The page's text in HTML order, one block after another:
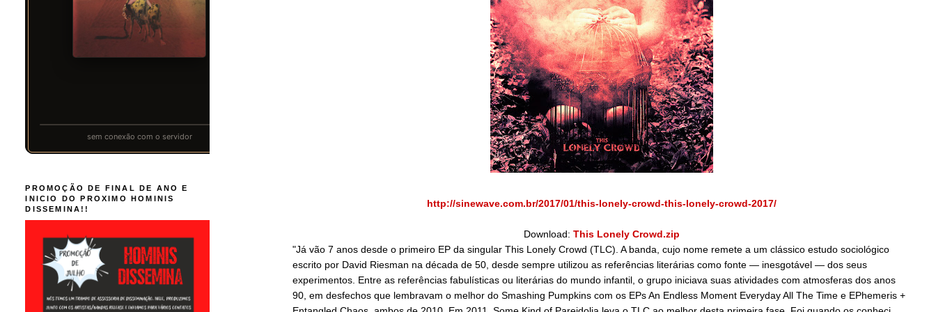
http://sinewave.com.br/2017/01/this-lonely-crowd-this-lonely-crowd-2017/
Download: This Lonely Crowd.zip
"Já vão 7 anos desde o primeiro EP da singular This Lonely Crowd (TLC). A banda, cujo nome remete a um clássico estudo sociológico
escrito por David Riesman na década de 50, desde sempre utilizou as referências literárias como fonte — inesgotável — dos seus
experimentos. Entre as referências fabulísticas ou literárias do mundo infantil, o grupo iniciava suas atividades com atmosferas dos anos
90, em desfechos que lembravam o melhor do Smashing Pumpkins com os EPs An Endless Moment Everyday All The Time e EPhemeris +
PROMOÇÃO DE FINAL DE ANO E
INICIO DO PROXIMO HOMINIS
DISSEMINA!!